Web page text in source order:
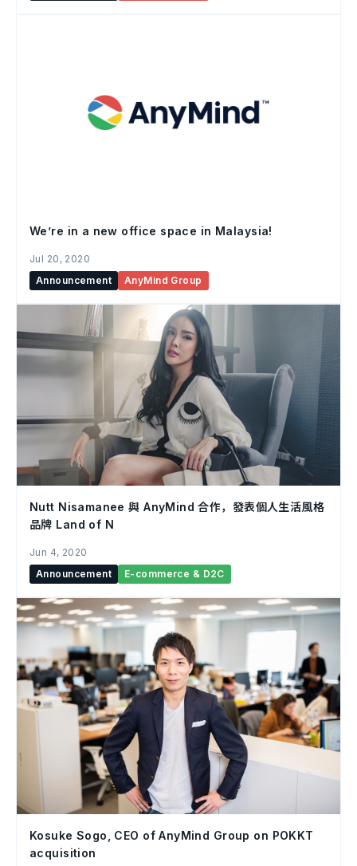
We’re in a new office space in Malaysia!
Jul 20, 2020
Announcement
AnyMind Group
Nutt Nisamanee 與 AnyMind 合作，發表個人生活風格
品牌 Land of N
Jun 4, 2020
Announcement
E-commerce & D2C
Kosuke Sogo, CEO of AnyMind Group on POKKT
acquisition